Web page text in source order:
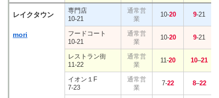
レイクタウン
専門店
10-21
10-20 9-21
mori
フードコート
10-21
10-20 9-21
レストラン街
11-22
11-20 10–21
イオン１F
7-23
7-22 8–22